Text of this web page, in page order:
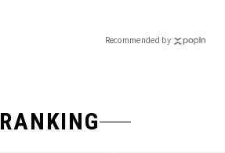
Recommended by
RANKING